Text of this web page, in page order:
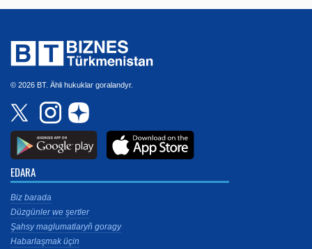
© 2026 BT. Ähli hukuklar goralandyr.
EDARA
Biz barada
Düzgünler we şertler
Şahsy maglumatlaryň goragy
Habarlaşmak üçin